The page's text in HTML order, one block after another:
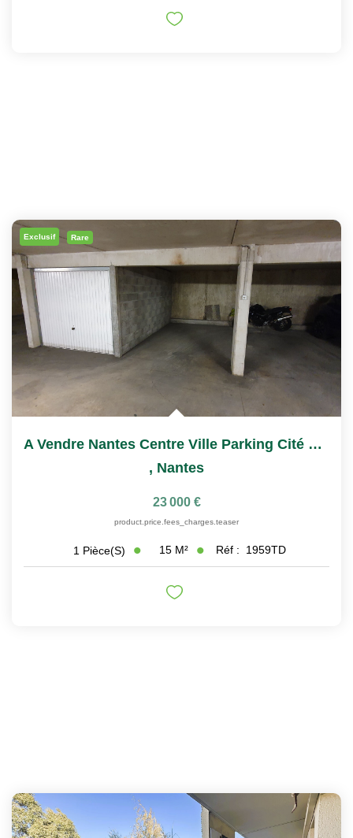
Exclusif Rare
A Vendre Nantes Centre Ville Parking Cité Des Congrès
, Nantes
23 000 €
product.price.fees_charges.teaser
1 Pièce(s) 15 M² Réf : 1959TD